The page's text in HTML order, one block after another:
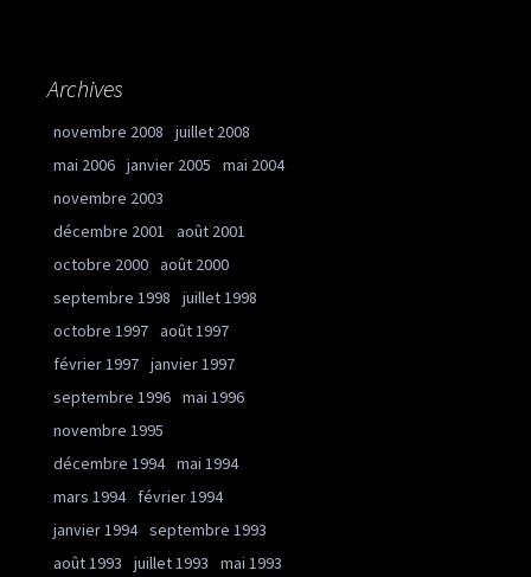
Archives
novembre 2008
juillet 2008
mai 2006 janvier 2005
mai 2004
novembre 2003
décembre 2001
août 2001
octobre 2000 août 2000
septembre 1998
juillet 1998
octobre 1997 août 1997
février 1997 janvier 1997
septembre 1996 mai 1996
novembre 1995
décembre 1994 mai 1994
mars 1994
février 1994
janvier 1994 septembre 1993
août 1993
juillet 1993
mai 1993